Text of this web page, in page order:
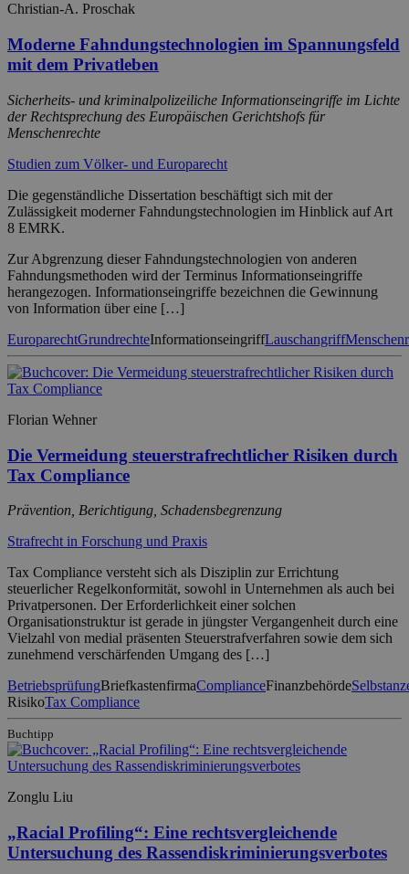
Christian-A. Proschak
Moderne Fahndungstechnologien im Spannungsfeld
mit dem Privatleben
Sicherheits- und kriminalpolizeiliche Informationseingriffe im Lichte
der Rechtsprechung des Europäischen Gerichtshofs für
Menschenrechte
Studien zum Völker- und Europarecht
Die gegenständliche Dissertation beschäftigt sich mit der
Zulässigkeit moderner Fahndungstechnologien im Hinblick auf Art
8 EMRK.
Zur Abgrenzung dieser Fahndungstechnologien von anderen
Fahndungsmethoden wird der Terminus Informationseingriffe
herangezogen. Informationseingriffe bezeichnen die Gewinnung
von Information über eine […]
EuroparechtGrundrechteInformationseingriffLauschangriff
Florian Wehner
Die Vermeidung steuerstrafrechtlicher Risiken durch
Tax Compliance
Prävention, Berichtigung, Schadensbegrenzung
Strafrecht in Forschung und Praxis
Tax Compliance versteht sich als Disziplin zur Errichtung
steuerlicher Regelkonformität, sowohl in Unternehmen als auch bei
Privatpersonen. Der Erforderlichkeit einer solchen
Organisationstruktur ist gerade in jüngster Vergangenheit durch eine
Vielzahl von medial präsenten Steuerstrafverfahren sowie dem sich
zunehmend verschärfenden Umgang des […]
BetriebsprüfungBriefkastenfirmaComplianceFinanzbehörde
RisikoTax Compliance
Buchtipp
Zonglu Liu
„Racial Profiling“: Eine rechtsvergleichende
Untersuchung des Rassendiskriminierungsverbotes